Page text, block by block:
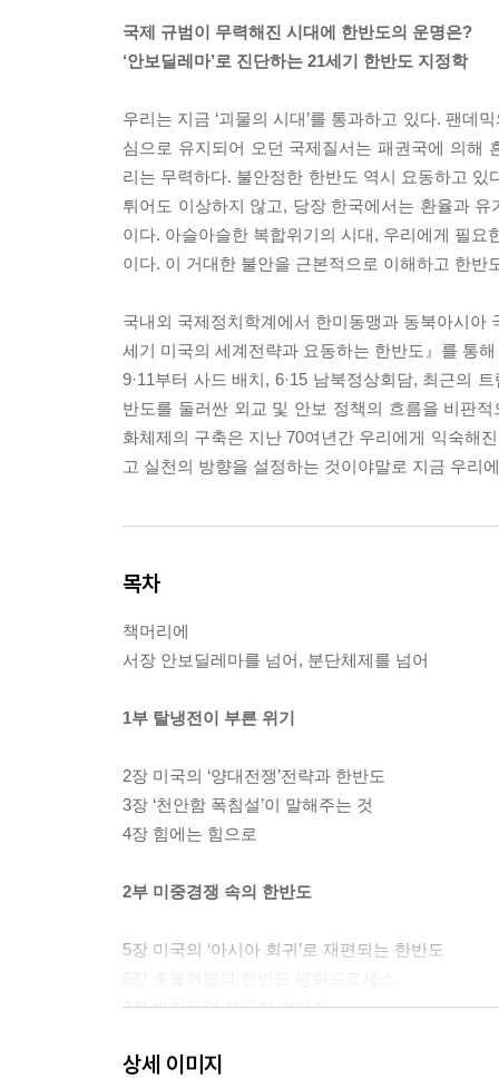
국제 규범이 무력해진 시대에 한반도의 운명은?
‘안보딜레마’로 진단하는 21세기 한반도 지정학
우리는 지금 ‘괴물의 시대’를 통과하고 있다. 팬데
심으로 유지되어 오던 국제질서는 패권국에 의해
리는 무력하다. 불안정한 한반도 역시 요동하고
튀어도 이상하지 않고, 당장 한국에서는 환율과
이다. 아슬아슬한 복합위기의 시대, 우리에게 필
이다. 이 거대한 불안을 근본적으로 이해하고 한반
국내외 국제정치학계에서 한미동맹과 동북아시아
세기 미국의 세계전략과 요동하는 한반도』를 통
9·11부터 사드 배치, 6·15 남북정상회담, 최근의
반도를 둘러싼 외교 및 안보 정책의 흐름을 비판
화체제의 구축은 지난 70여년간 우리에게 익숙해
고 실천의 방향을 설정하는 것이야말로 지금 우리
목차
책머리에
서장 안보딜레마를 넘어, 분단체제를 넘어
1부 탈냉전이 부른 위기
2장 미국의 ‘양대전쟁’전략과 한반도
3장 ‘천안함 폭침설’이 말해주는 것
4장 힘에는 힘으로
2부 미중경쟁 속의 한반도
5장 미국의 ‘아시아 회귀’로 재편되는 한반도
7장 바이든의 성공할 것인가
3부 일촉즉발의 국면, 절박한 평화
상세 이미지